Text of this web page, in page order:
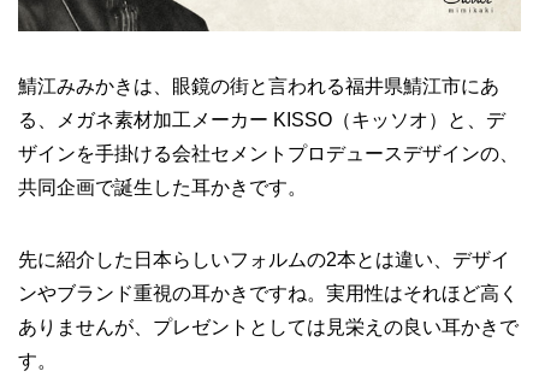
鯖江みみかきは、眼鏡の街と言われる福井県鯖江市にあ
る、メガネ素材加工メーカー KISSO（キッソオ）と、デ
ザインを手掛ける会社セメントプロデュースデザインの、
共同企画で誕生した耳かきです。
先に紹介した日本らしいフォルムの2本とは違い、デザイ
ンやブランド重視の耳かきですね。実用性はそれほど高く
ありませんが、プレゼントとしては見栄えの良い耳かきで
す。